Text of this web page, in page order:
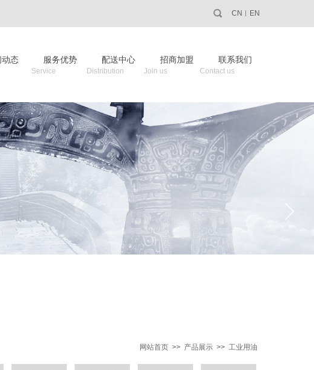
CN EN
动态 服务优势 配送中心 招商加盟 联系我们
Distribution Join us Contact us
网站首页 >> 产品展示 >> 工业用油